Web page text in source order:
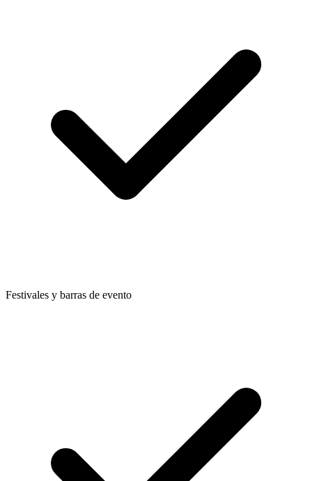
Festivales y barras de evento